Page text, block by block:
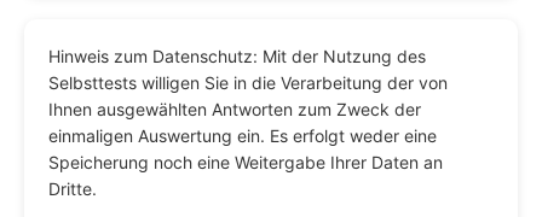
Hinweis zum Datenschutz: Mit der Nutzung des
Selbsttests willigen Sie in die Verarbeitung der von
Ihnen ausgewählten Antworten zum Zweck der
einmaligen Auswertung ein. Es erfolgt weder eine
Speicherung noch eine Weitergabe Ihrer Daten an
Dritte.